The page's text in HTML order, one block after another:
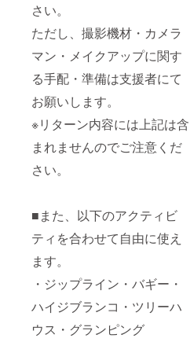
さい。
ただし、撮影機材・カメラ
マン・メイクアップに関す
る手配・準備は支援者にて
お願いします。
※リターン内容には上記は含
まれませんのでご注意くだ
さい。
■また、以下のアクティビ
ティを合わせて自由に使え
ます。
・ジップライン・バギー・
ハイジブランコ・ツリーハ
ウス・グランピング